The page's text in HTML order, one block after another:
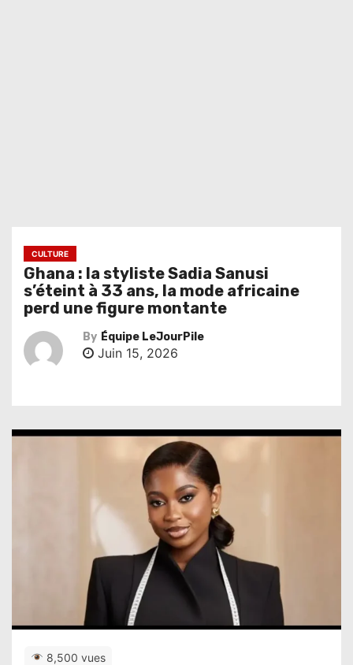
CULTURE
Ghana : la styliste Sadia Sanusi
s’éteint à 33 ans, la mode africaine
perd une figure montante
By Équipe LeJourPile
Juin 15, 2026
8,500 vues